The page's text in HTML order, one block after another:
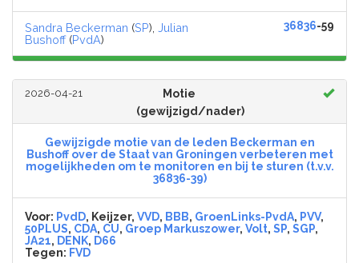
Sandra Beckerman (SP), Julian
Bushoff(PvdA)
36836-59
2026-04-21
Motie
(gewijzigd/nader)
Gewijzigde motie van de leden Beckerman en
Bushoff over de Staat van Groningen verbeteren met
mogelijkheden om te monitoren en bij te sturen (t.v.v.
36836-39)
Voor: PvdD, Keijzer, VVD, BBB, GroenLinks-PvdA, PVV,
50PLUS, CDA, CU, Groep Markuszower, Volt, SP, SGP,
JA21, DENK, D66
Tegen: FVD